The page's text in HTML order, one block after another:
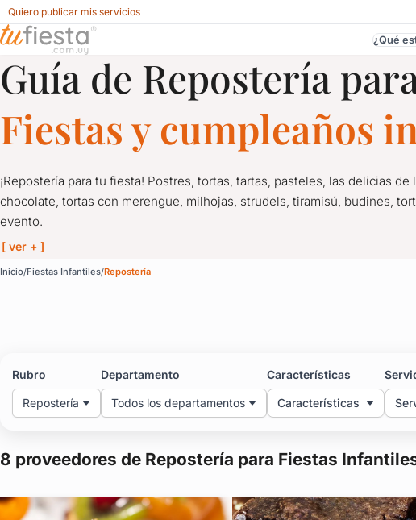
Quiero publicar mis servicios
Repostería para Fiestas Infantiles en Uruguay
¿Qué
Guía de Repostería
Fiestas y cumpleaños
¡Repostería para tu fiesta! Postres, tortas, tartas, pasteles, las delicias
chocolate, tortas con merengue, milhojas, strudels, tiramisú, budines,
evento.
[ ver + ]
Inicio Fiestas Infantiles Repostería
Rubro
Repostería
Departamento
Todos los departamentos
Características
Características
8 proveedores de Repostería para Fiestas
Repostería para Fiestas
¡Repostería para tu fiesta! Postres, tortas, tartas, pasteles, las delicias
Contactate con los reposteros más importantes a través de TuFiesta.